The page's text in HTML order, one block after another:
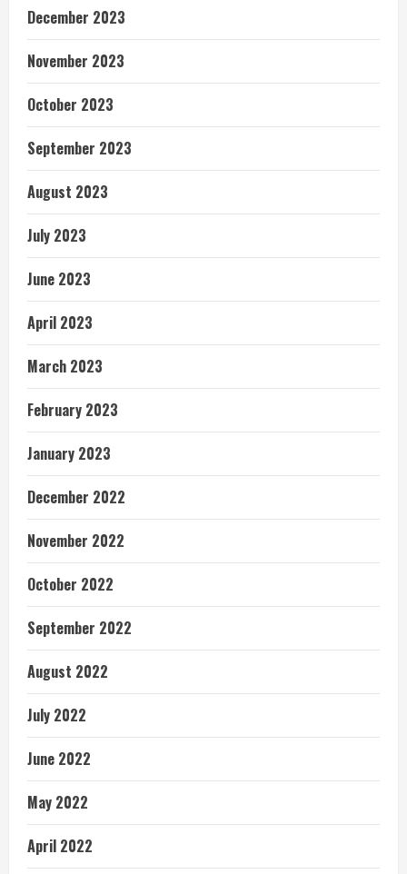
December 2023
November 2023
October 2023
September 2023
August 2023
July 2023
June 2023
April 2023
March 2023
February 2023
January 2023
December 2022
November 2022
October 2022
September 2022
August 2022
July 2022
June 2022
May 2022
April 2022